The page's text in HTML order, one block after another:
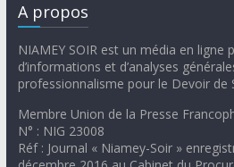
A propos
NIAMEY SOIR est un média en ligne
d’informations et d’analyses
professionnalisme pour le Devoir de
Membre Union de la Presse
N° : NIG 23008
Réf : Journal « Niamey-Soir »